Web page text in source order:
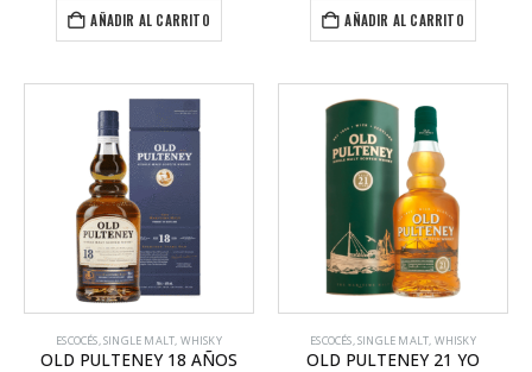
AÑADIR AL CARRITO AÑADIR AL CARRITO
ESCOCÉS,SINGLE MALT, WHISKY
OLD PULTENEY 18 AÑOS
ESCOCÉS,SINGLE MALT, WHISKY
OLD PULTENEY 21 YO